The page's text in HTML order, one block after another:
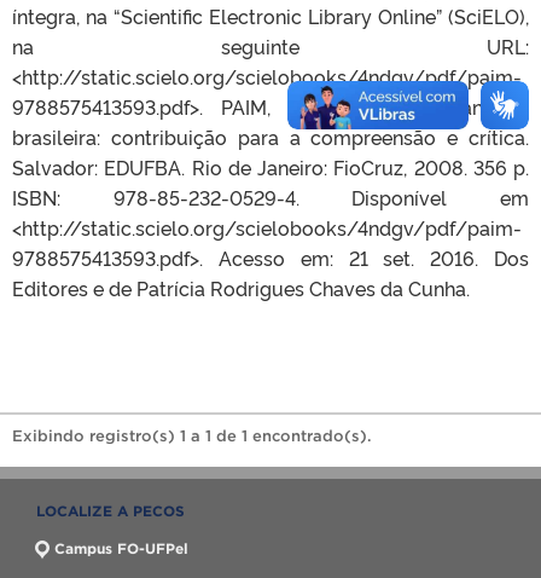
íntegra, na “Scientific Electronic Library Online” (SciELO),
na seguinte URL:
<http://static.scielo.org/scielobooks/4ndgv/pdf/paim-
9788575413593.pdf>. PAIM, J. S. Reforma sanitária
brasileira: contribuição para a compreensão e crítica.
Salvador: EDUFBA. Rio de Janeiro: FioCruz, 2008. 356 p.
ISBN: 978-85-232-0529-4. Disponível em
<http://static.scielo.org/scielobooks/4ndgv/pdf/paim-
9788575413593.pdf>. Acesso em: 21 set. 2016. Dos
Editores e de Patrícia Rodrigues Chaves da Cunha.
Exibindo registro(s) 1 a 1 de 1 encontrado(s).
LOCALIZE A PECOS
Campus FO-UFPel